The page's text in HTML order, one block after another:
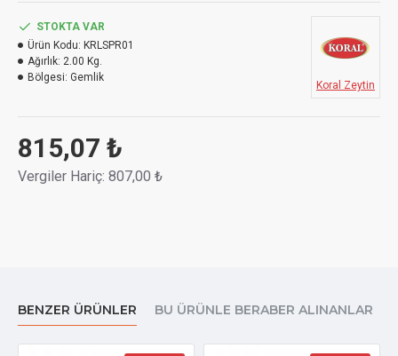
815,07 ₺
Vergiler Hariç: 807,00 ₺
STOKTA VAR
Ürün Kodu: KRLSPR01
Ağırlık: 2.00 Kg.
Bölgesi: Gemlik
Koral Zeytin
BENZER ÜRÜNLER BU ÜRÜNLE BERABER ALINANLAR